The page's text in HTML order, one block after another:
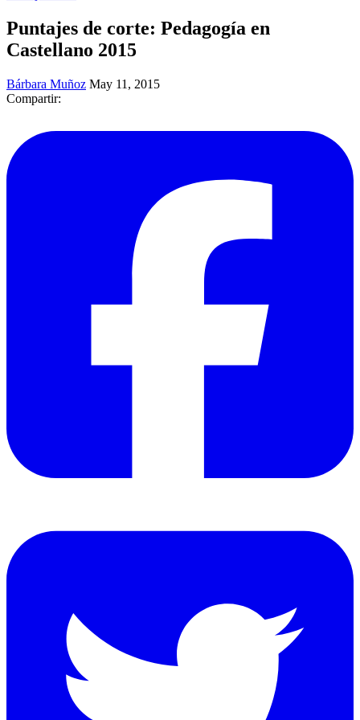
Puntajes de corte: Pedagogía en
Castellano 2015
Bárbara Muñoz May 11, 2015
Compartir: